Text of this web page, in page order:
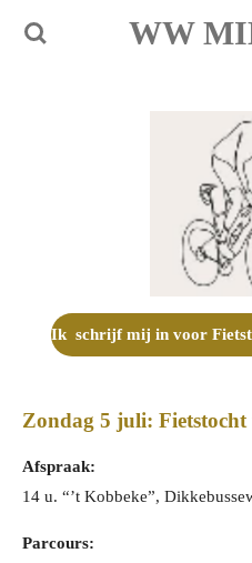
Ga
WW
Ik schrijf mij in voor
Zondag 5 juli:
Afspraak:
14 u. “’t Kobbeke”,
Parcours: